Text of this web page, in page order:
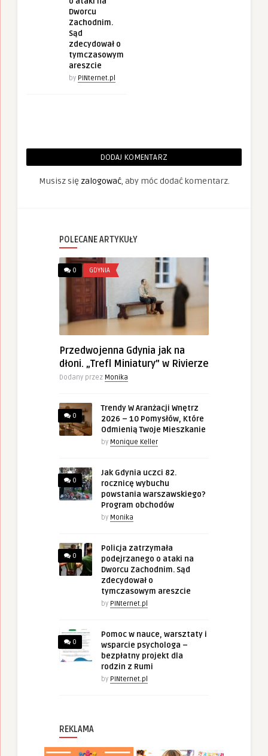
Dworcu
Zachodnim.
Sąd
zdecydował o
tymczasowym
areszcie
by PINternet.pl
DODAJ KOMENTARZ
Musisz się zalogować, aby móc dodać komentarz.
POLECANE ARTYKUŁY
0 GDYNIA
Przedwojenna Gdynia jak na
dłoni. „Trefl Miniatury” w Rivierze
Dodany przez Monika
0
Trendy W Aranżacji Wnętrz
2026 – 10 Pomysłów, Które
Odmienią Twoje Mieszkanie
by Monique Keller
0
Jak Gdynia uczci 82.
rocznicę wybuchu
powstania warszawskiego?
Program obchodów
by Monika
0
Policja zatrzymała
podejrzanego o ataki na
Dworcu Zachodnim. Sąd
zdecydował o
tymczasowym areszcie
by PINternet.pl
0
Pomoc w nauce, warsztaty i
wsparcie psychologa –
bezpłatny projekt dla
rodzin z Rumi
by PINternet.pl
REKLAMA